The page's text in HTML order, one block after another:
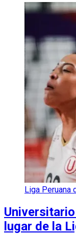
Liga Peruana
lugar de la